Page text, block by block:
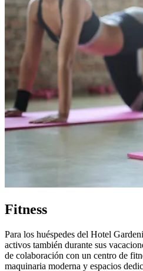
Fitness
Para los huéspedes del Hotel
activos también durante sus
de colaboración con un centro de
maquinaria moderna y espacios